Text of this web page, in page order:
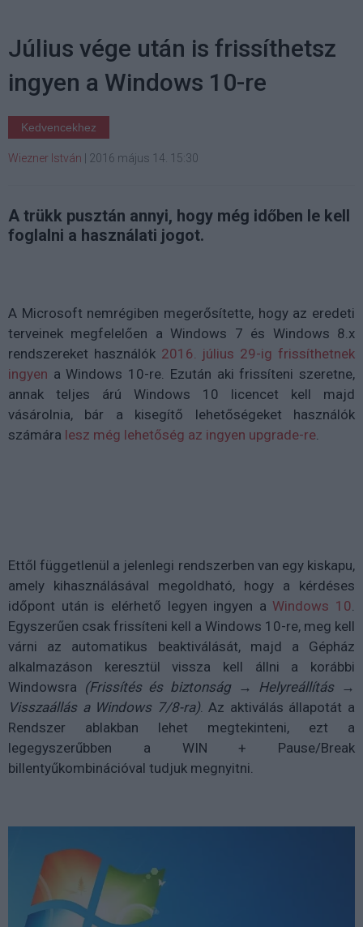
Július vége után is frissíthetsz
ingyen a Windows 10-re
Kedvencekhez
Wiezner István 2016 május 14. 15:30
A trükk pusztán annyi, hogy még időben le kell
foglalni a használati jogot.
A Microsoft nemrégiben megerősítette, hogy az eredeti
terveinek megfelelően a Windows 7 és Windows 8.x
rendszereket használók 2016. július 29-ig frissíthetnek
ingyen a Windows 10-re. Ezután aki frissíteni szeretne,
annak teljes árú Windows 10 licencet kell majd
vásárolnia, bár a kisegítő lehetőségeket használók
számára lesz még lehetőség az ingyen upgrade-re.
Ettől függetlenül a jelenlegi rendszerben van egy kiskapu,
amely kihasználásával megoldható, hogy a kérdéses
időpont után is elérhető legyen ingyen a Windows 10.
Egyszerűen csak frissíteni kell a Windows 10-re, meg kell
várni az automatikus beaktiválását, majd a Gépház
alkalmazáson keresztül vissza kell állni a korábbi
Windowsra (Frissítés és biztonság → Helyreállítás →
Visszaállás a Windows 7/8-ra). Az aktiválás állapotát a
Rendszer ablakban lehet megtekinteni, ezt a
legegyszerűbben a WIN + Pause/Break
billentyűkombinációval tudjuk megnyitni.